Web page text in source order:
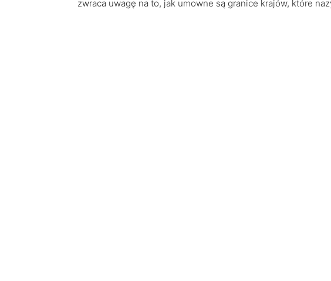
zwraca uwagę na to, jak umowne są granice krajów, które